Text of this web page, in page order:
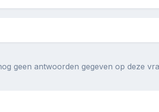
geen antwoorden gegeven op deze